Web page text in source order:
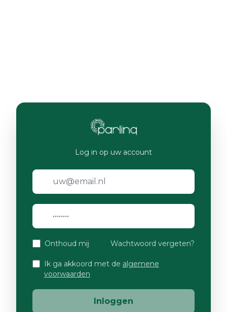
Log in op uw account
Onthoud mij Wachtwoord vergeten?
Ik ga akkoord met de algemene
voorwaarden
Inloggen